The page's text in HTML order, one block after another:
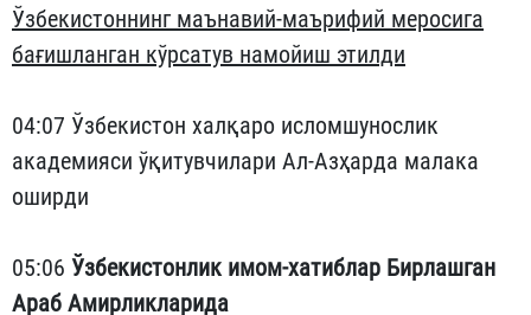
Ўзбекистоннинг маънавий-маърифий меросига
бағишланган кўрсатув намойиш этилди
04:07 Ўзбекистон халқаро исломшунослик
академияси ўқитувчилари Ал-Азҳарда малака
оширди
05:06 Ўзбекистонлик имом-хатиблар Бирлашган
Араб Амирликларида